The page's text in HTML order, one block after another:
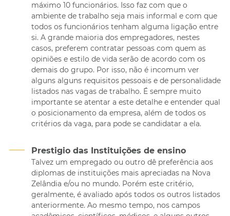
máximo 10 funcionários. Isso faz com que o
ambiente de trabalho seja mais informal e com que
todos os funcionários tenham alguma ligação entre
si. A grande maioria dos empregadores, nestes
casos, preferem contratar pessoas com quem as
opiniões e estilo de vida serão de acordo com os
demais do grupo. Por isso, não é incomum ver
alguns alguns requisitos pessoais e de personalidade
listados nas vagas de trabalho. É sempre muito
importante se atentar a este detalhe e entender qual
o posicionamento da empresa, além de todos os
critérios da vaga, para pode se candidatar a ela.
Prestigio das Instituições de ensino
Talvez um empregado ou outro dê preferência aos
diplomas de instituições mais apreciadas na Nova
Zelândia e/ou no mundo. Porém este critério,
geralmente, é avaliado após todos os outros listados
anteriormente. Ao mesmo tempo, nos campos